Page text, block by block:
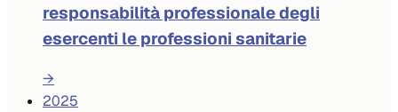
responsabilità professionale degli
esercenti le professioni sanitarie
→
2025